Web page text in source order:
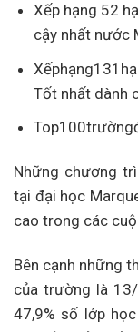
Xếp hạng 52
cậy nhất nước
Tốt nhất dành
Những chương
tại đại học
cao trong các
Bên cạnh những
của trường là
47,9% số lớp